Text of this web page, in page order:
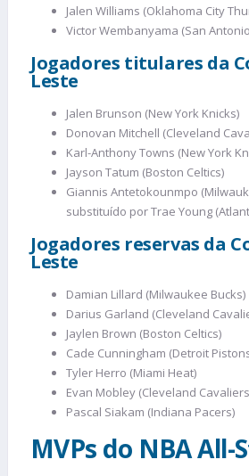
Jalen Williams (Oklahoma City
Victor Wembanyama (San
Jogadores titulares da
Leste
Jalen Brunson (New York Knicks)
Donovan Mitchell (Cleveland
Karl-Anthony Towns (New York
Jayson Tatum (Boston Celtics)
Giannis Antetokounmpo
substituído por Trae Young
Jogadores reservas da
Leste
Damian Lillard (Milwaukee Bucks)
Darius Garland (Cleveland
Jaylen Brown (Boston Celtics)
Cade Cunningham (Detroit
Tyler Herro (Miami Heat)
Evan Mobley (Cleveland
Pascal Siakam (Indiana Pacers)
MVPs do NBA All-